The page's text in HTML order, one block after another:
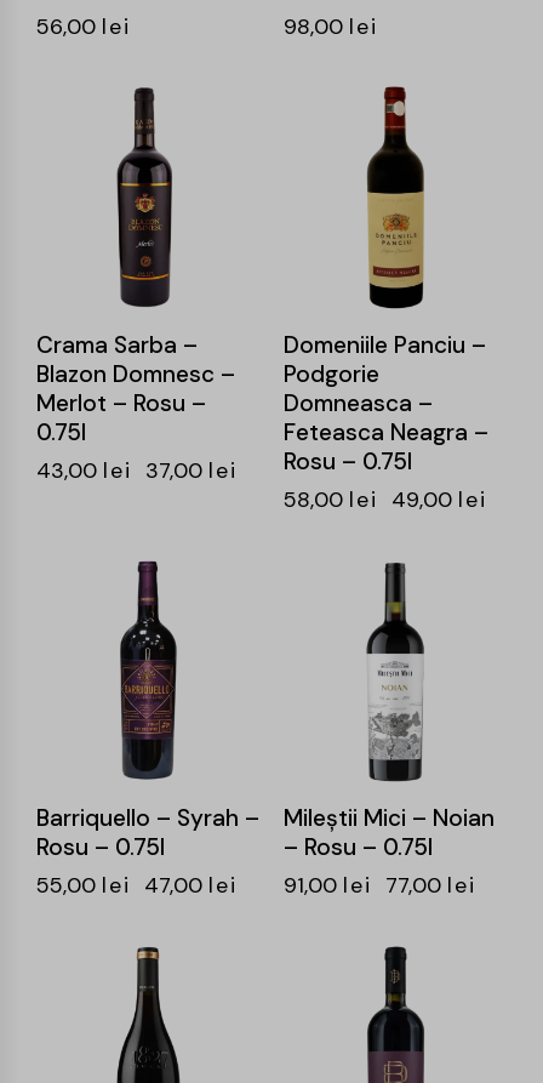
56,00 lei 98,00 lei
Crama Sarba –
Blazon Domnesc –
Merlot – Rosu –
0.75l
43,00 lei 37,00 lei
Domeniile Panciu –
Podgorie
Domneasca –
Feteasca Neagra –
Rosu – 0.75l
58,00 lei 49,00 lei
Barriquello – Syrah –
Rosu – 0.75l
55,00 lei 47,00 lei
Mileştii Mici – Noian
– Rosu – 0.75l
91,00 lei 77,00 lei